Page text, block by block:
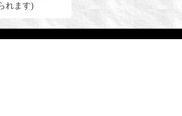
れます)